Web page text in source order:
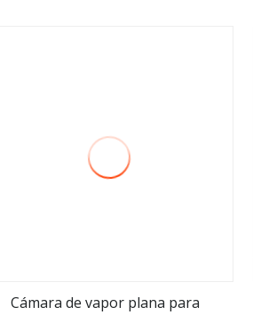
Cámara de vapor plana para